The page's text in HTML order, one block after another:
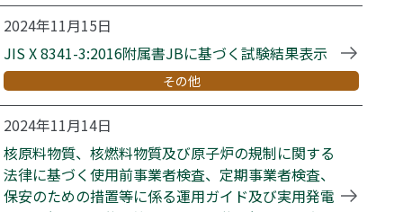
2024年11月15日
その他
JIS X 8341-3:2016附属書JBに基づく試験結果表示
2024年11月14日
核原料物質、核燃料物質及び原子炉の規制に関する
法律に基づく使用前事業者検査、定期事業者検査、
保安のための措置等に係る運用ガイド及び実用発電